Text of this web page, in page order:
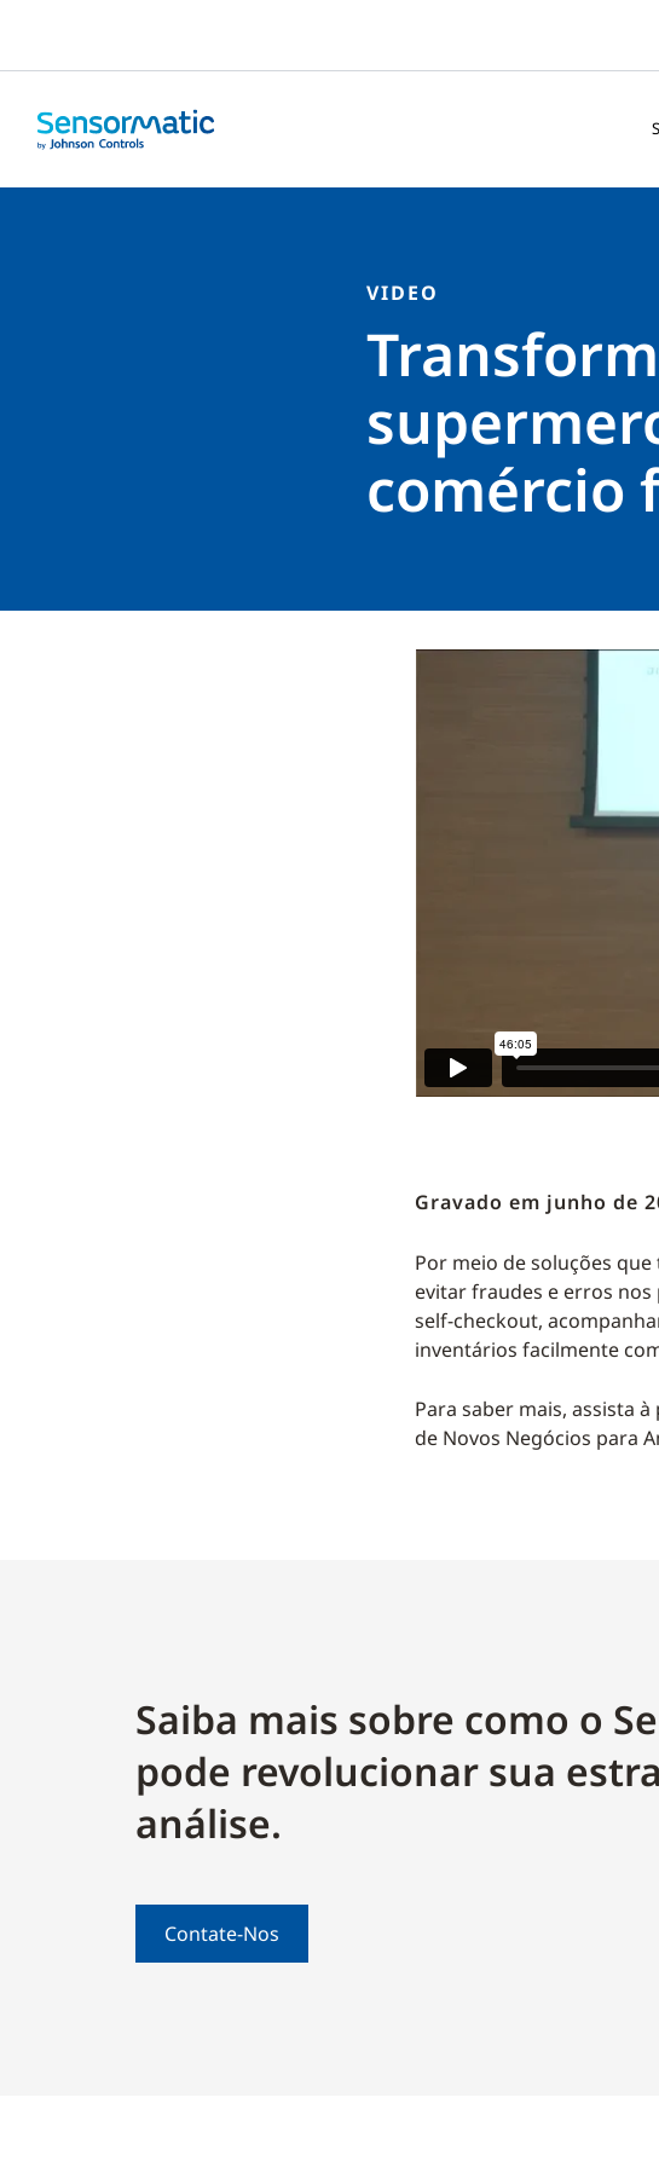
VIDEO
comércio
Gravado em junho de
Por meio de soluções
evitar fraudes e erros
self-checkout,
inventários facilmente
Para saber mais, assista
de Novos Negócios para
Saiba mais sobre como o
pode revolucionar sua
análise.
Contate-Nos